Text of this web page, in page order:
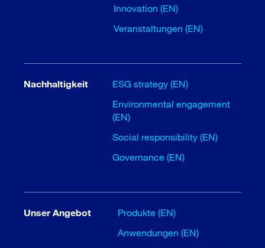
Innovation (EN)
Veranstaltungen (EN)
Nachhaltigkeit
ESG strategy (EN)
Environmental engagement
(EN)
Social responsibility (EN)
Governance (EN)
Unser Angebot
Produkte (EN)
Anwendungen (EN)